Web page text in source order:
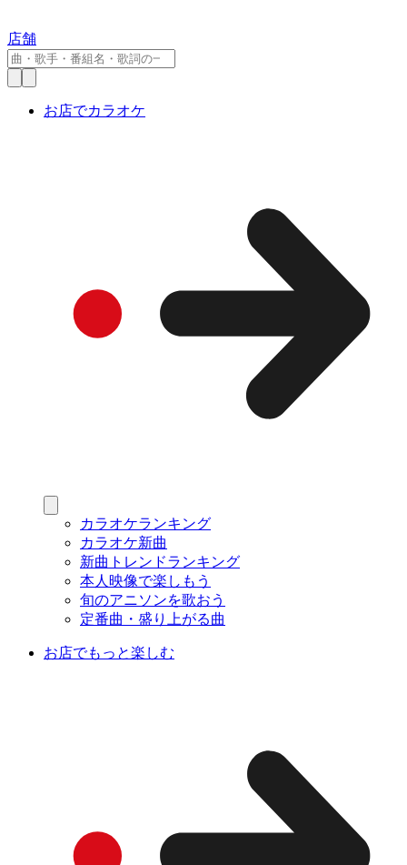
店舗
お店でカラオケ
カラオケランキング
カラオケ新曲
新曲トレンドランキング
本人映像で楽しもう
旬のアニソンを歌おう
定番曲・盛り上がる曲
お店でもっと楽しむ